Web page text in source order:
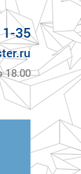
35
18.00